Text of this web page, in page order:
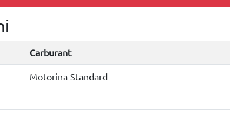
Carburant
Motorina Standard